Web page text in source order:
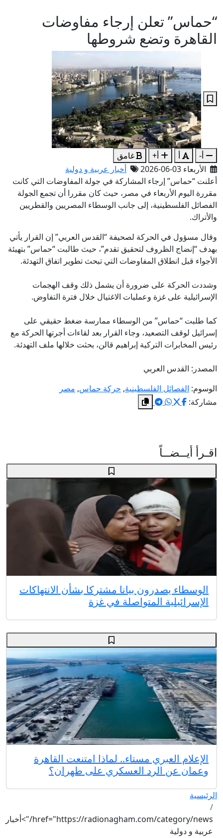
“حماس” تعلن إرجاء مفاوضات
القاهرة وتضع شروطها
أ- أ أ+
غامق
الأربعاء 03-06-2026
أخبار عربية و دولية
أعلنت “حماس” إرجاء المشاركة في جولة المفاوضات التي كانت
مقررة اليوم الأربعاء في مصر، حيث كان مقررا أن تجمع الجولة
الفصائل الفلسطينية، إلى جانب الوسطاء المصريين والقطريين
والأتراك.
وقال مسؤول في الحركة لصحيفة “القدس العربي” إن القرار يأتي
بهدف “إنضاج الظروف لتحقيق تقدم”، حيث طالبت “حماس” بتهيئة
الأجواء قبل انطلاق المفاوضات التي تبحث تطوير اتفاق التهدئة.
وشددت الحركة على ضرورة أن يشمل ذلك وقف الهجمات
الإسرائيلية على غزة وعمليات الاغتيال خلال فترة التفاوض.
كما طلبت “حماس” من الوسطاء ممارسة ضغط حقيقي على
إسرائيل لوقف التصعيد، وجاء القرار بعد لقاءات أجرتها الحركة مع
رئيس المخابرات التركية إبراهيم قالن، بحثت خلالها ملف التهدئة.
المصدر: القدس العربي
الوسوم: الفصائل الفلسطينية, حركة حماس, مصر
مشاركة:
اقـرأ أيــضــاً
الوسطاء يصدرون بيانا مشتركا بشأن الانتهاكات
الإسرائيلية المتواصلة في غزة
الإعلام العبري مستاء.. لماذا امتنعت القاهرة
وعمان عن الرد العسكري على طهران؟
الرئيسية
href="https://radionagham.com/category/news/">أخبار
عربية و دولية